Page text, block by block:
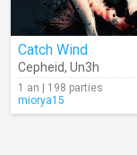
Catch Wind
Cepheid, Un3h
1 an | 198 parties
miorya15